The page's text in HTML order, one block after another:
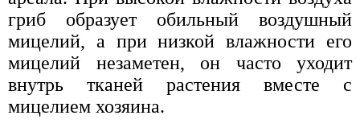
гриб образует обильный воздушный
мицелий, а при низкой влажности его
мицелий незаметен, он часто уходит
внутрь тканей растения вместе с
мицелием хозяина.